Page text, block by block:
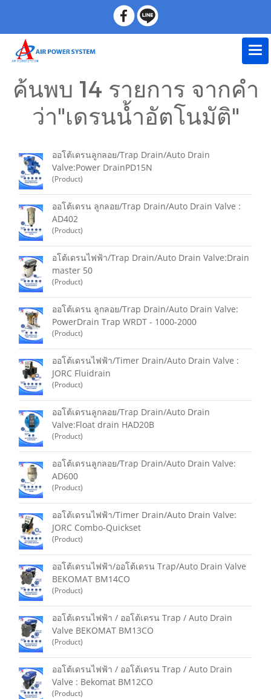
ค้นพบ 14 รายการ จากคำ
ว่า"เดรนน้ำอัตโนมัติ"
ออโต้เดรนลูกลอย/Trap Drain/Auto Drain
Valve:Power DrainPD15N
(Product)
ออโต้เดรน ลูกลอย/Trap Drain/Auto Drain Valve :
AD402
(Product)
อโต้เดรนไฟฟ้า/Trap Drain/Auto Drain Valve:Drain
master 50
(Product)
ออโต้เดรน ลูกลอย/Trap Drain/Auto Drain Valve:
PowerDrain Trap WRDT - 1000-2000
(Product)
ออโต้เดรนไฟฟ้า/Timer Drain/Auto Drain Valve :
JORC Fluidrain
(Product)
ออโต้เดรนลูกลอย/Trap Drain/Auto Drain
Valve:Float drain HAD20B
(Product)
ออโต้เดรนลูกลอย/Trap Drain/Auto Drain Valve:
AD600
(Product)
ออโต้เดรนไฟฟ้า/Timer Drain/Auto Drain Valve:
JORC Combo-Quickset
(Product)
ออโต้เดรนไฟฟ้า/ออโต้เดรน Trap/Auto Drain Valve
BEKOMAT BM14CO
(Product)
ออโต้เดรนไฟฟ้า / ออโต้เดรน Trap / Auto Drain
Valve BEKOMAT BM13CO
(Product)
ออโต้เดรนไฟฟ้า / ออโต้เดรน Trap / Auto Drain
Valve : Bekomat BM12CO
(Product)